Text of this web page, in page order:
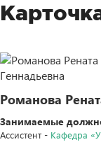
Романова
Занимаемые
Ассистент - Кафедра